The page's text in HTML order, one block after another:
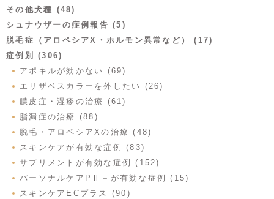
その他犬種 (48)
シュナウザーの症例報告 (5)
脱毛症（アロペシアX・ホルモン異常など） (17)
症例別 (306)
アポキルが効かない (69)
エリザベスカラーを外したい (26)
膿皮症・湿疹の治療 (61)
脂漏症の治療 (88)
脱毛・アロペシアXの治療 (48)
スキンケアが有効な症例 (83)
サプリメントが有効な症例 (152)
パーソナルケアPⅡ＋が有効な症例 (15)
スキンケアECプラス (90)